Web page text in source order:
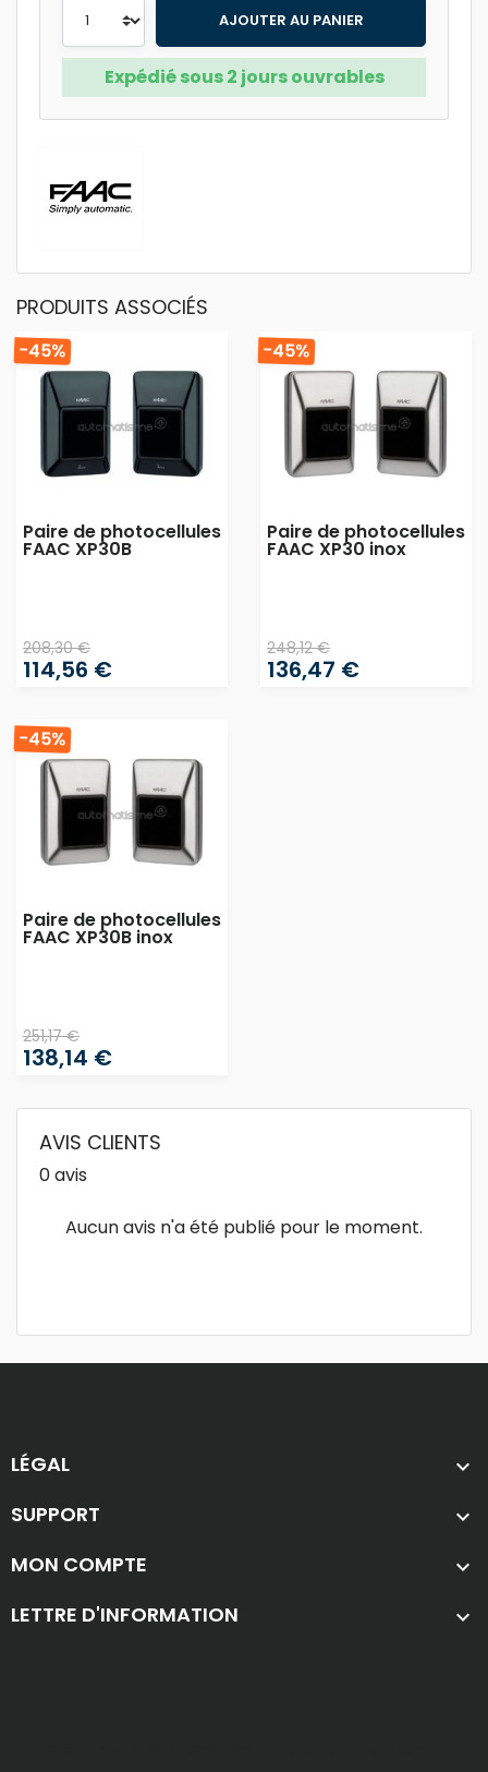
AJOUTER AU PANIER
Expédié sous 2 jours ouvrables
PRODUITS ASSOCIÉS
Paire de photocellules
FAAC XP30B
208,30 €
-45%
114,56 €
Paire de photocellules
FAAC XP30 inox
248,12 €
-45%
136,47 €
Paire de photocellules
FAAC XP30B inox
251,17 €
-45%
138,14 €
AVIS CLIENTS
0 avis
Aucun avis n'a été publié pour le moment.
LÉGAL 
SUPPORT 
MON COMPTE 
LETTRE D'INFORMATION 